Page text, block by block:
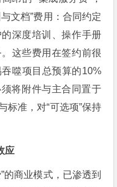
文档”费用：合同约定
深度培训、操作手册
这些费用在签约前很
噬项目总预算的10%
将附件与主合同置于
标准，对“可选项”保持
应
的商业模式，已渗透到